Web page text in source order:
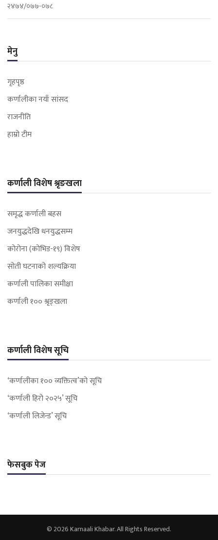
२४७४/०७७-०७८
मेनु
गृहपृष्ठ
कर्णालीका नयाँ सांसद
राजनीति
हाम्रो टीम
कर्णाली विशेष श्रृङखला
समृद्ध कर्णाली बहस
जनयुद्धदेखि धनयुद्धसम्म
कोरोना (कोभिड-१९) विशेष
सोती घटनाको शल्यक्रिया
कर्णाली पालिका समीक्षा
कर्णाली १०० श्रृङ्खला
कर्णाली विशेष सूचि
‘कर्णालीका १०० व्यक्तित्व’को सूचि
‘कर्णाली हिरो २०२५’ सूचि
‘कर्णाली लिजेन्ड’ सूचि
फेसबुक पेज
© 2026 Karnaali Khabar. All Rights Reserved.